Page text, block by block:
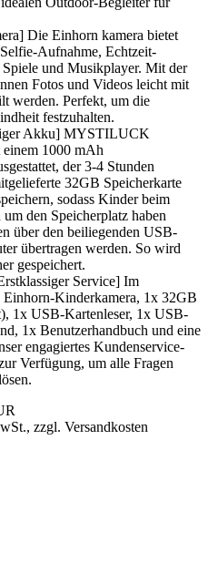
Die Einhorn kamera bietet
Aufnahme, Echtzeit-
und Musikplayer. Mit der
Fotos und Videos leicht mit
werden. Perfekt, um die
festzuhalten.
Akku] MYSTILUCK
1000 mAh
der 3-4 Stunden
32GB Speicherkarte
sodass Kinder beim
den Speicherplatz haben
über den beiliegenden USB-
übertragen werden. So wird
gespeichert.
Service] Im
Kinderkamera, 1x 32GB
1x USB-Kartenleser, 1x USB-
1x Benutzerhandbuch und eine
engagiertes Kundenservice-
Verfügung, um alle Fragen
zzgl. Versandkosten